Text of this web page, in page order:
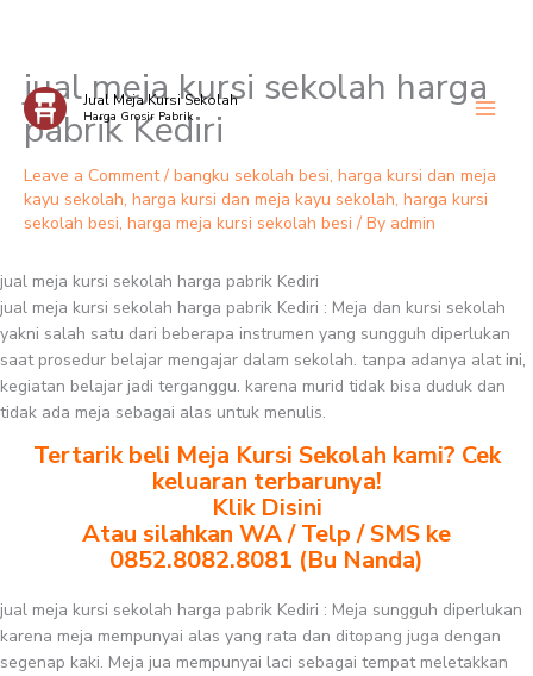
Skip
content
Jual Meja Kursi Sekolah
Harga Grosir Pabrik
jual meja kursi sekolah harga
pabrik Kediri
Leave a Comment / bangku sekolah besi, harga kursi dan meja
kayu sekolah, harga kursi dan meja kayu sekolah, harga kursi
sekolah besi, harga meja kursi sekolah besi / By admin
jual meja kursi sekolah harga pabrik Kediri
jual meja kursi sekolah harga pabrik Kediri : Meja dan kursi sekolah
yakni salah satu dari beberapa instrumen yang sungguh diperlukan
saat prosedur belajar mengajar dalam sekolah. tanpa adanya alat ini,
kegiatan belajar jadi terganggu. karena murid tidak bisa duduk dan
tidak ada meja sebagai alas untuk menulis.
Tertarik beli Meja Kursi Sekolah kami? Cek
keluaran terbarunya!
Klik Disini
Atau silahkan WA / Telp / SMS ke
0852.8082.8081 (Bu Nanda)
jual meja kursi sekolah harga pabrik Kediri : Meja sungguh diperlukan
karena meja mempunyai alas yang rata dan ditopang juga dengan
segenap kaki. Meja jua mempunyai laci sebagai tempat meletakkan